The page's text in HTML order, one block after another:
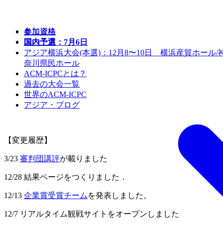
参加資格
国内予選
参加資格
国内予選：7月6日
アジア横浜大会(本選)：12月8〜10日 横浜産貿ホール/
奈川県民ホール
ACM-ICPCとは？
過去の大会一覧
世界のACM-ICPC
アジア・ブログ
【変更履歴】
3/23 審判団講評が載りました
12/28 結果ページをつくりました．
12/13 企業賞受賞チーム を発表しました。
12/7 リアルタイム観戦サイトをオープンしました